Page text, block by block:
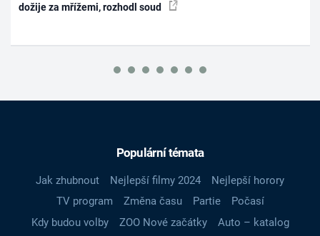
dožije za mřížemi, rozhodl soud
Populární témata
Jak zhubnout Nejlepší filmy 2024
Nejlepší horory
TV program
Změna času Partie
Počasí
Kdy budou volby
ZOO Nové začátky
Auto – katalog